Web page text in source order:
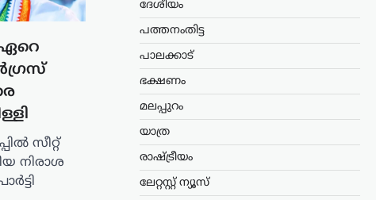
സീറ്റ്
നിരാശ
ദേശീയം
പത്തനംതിട്ട
പാലക്കാട്
ഭക്ഷണം
മലപ്പുറം
യാത്ര
രാഷ്ട്രീയം
ലേറ്റസ്റ്റ് ന്യൂസ്